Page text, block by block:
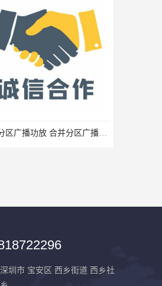
合并分区广播功放 合并分区广播功放 合并定压广播功放 合并六分区广播功放厂家
圳市 宝安区 西乡街道 西乡社